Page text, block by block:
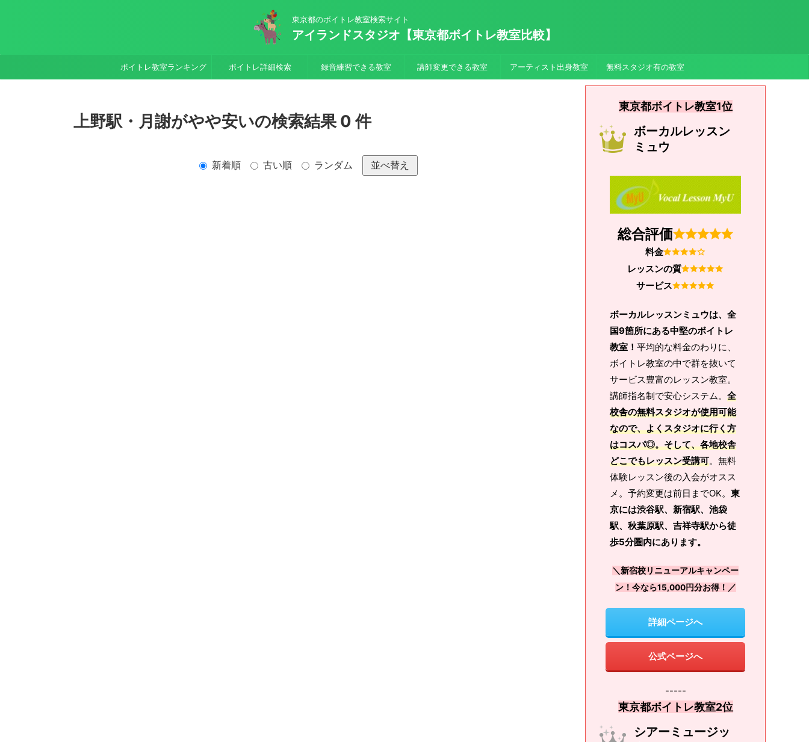
東京都のボイトレ教室検索サイト
アイランドスタジオ【東京都ボイトレ教室比較】
ボイトレ教室ランキング ボイトレ詳細検索 録音練習できる教室 講師変更できる教室 アーティスト出身教室 無料スタジオ有の教室
上野駅・月謝がやや安いの検索結果 0 件
新着順 古い順 ランダム 並べ替え
東京都ボイトレ教室1位
ボーカルレッスン
ミュウ
総合評価
料金
レッスンの質
サービス
ボーカルレッスンミュウは、全
国9箇所にある中堅のボイトレ
教室！ 平均的な料金のわりに、
ボイトレ教室の中で群を抜いて
サービス豊富のレッスン教室。
講師指名制で安心システム。 全
校舎の無料スタジオが使用可能
なので、よくスタジオに行く方
はコスパ◎。そして、各地校舎
どこでもレッスン受講可。無料
体験レッスン後の入会がオスス
メ。予約変更は前日までOK。 東
京には渋谷駅、新宿駅、池袋
駅、秋葉原駅、吉祥寺駅から徒
歩5分圏内にあります。
＼新宿校リニューアルキャンペー
ン！今なら15,000円分お得！／
詳細ページへ
公式ページへ
-----
東京都ボイトレ教室2位
シアーミュージッ